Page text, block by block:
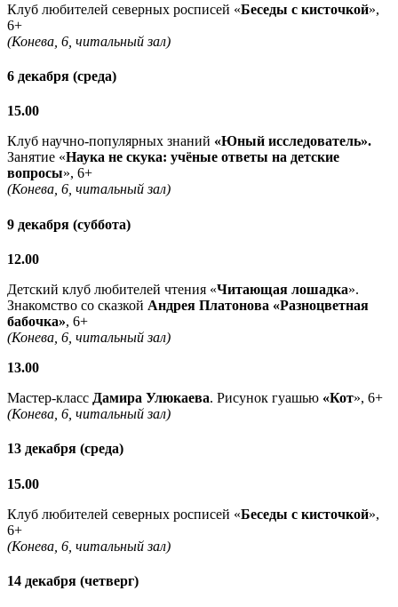
Клуб любителей северных росписей «Беседы с кисточкой»,
6+
(Конева, 6, читальный зал)
6 декабря (среда)
15.00
Клуб научно-популярных знаний «Юный исследователь».
Занятие «Наука не скука: учёные ответы на детские
вопросы», 6+
(Конева, 6, читальный зал)
9 декабря (суббота)
12.00
Детский клуб любителей чтения «Читающая лошадка».
Знакомство со сказкой Андрея Платонова «Разноцветная
бабочка», 6+
(Конева, 6, читальный зал)
13.00
Мастер-класс Дамира Улюкаева. Рисунок гуашью «Кот», 6+
(Конева, 6, читальный зал)
13 декабря (среда)
15.00
Клуб любителей северных росписей «Беседы с кисточкой»,
6+
(Конева, 6, читальный зал)
14 декабря (четверг)